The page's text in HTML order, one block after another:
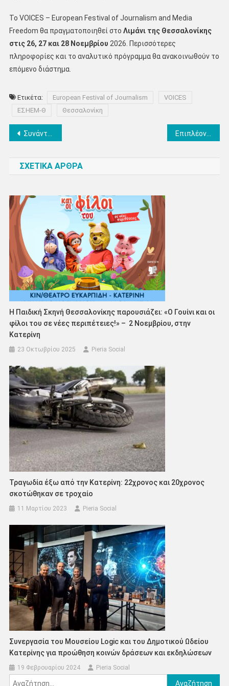
Το VOICES – European Festival of Journalism and Media
Freedom θα πραγματοποιηθεί στο Λιμάνι της Θεσσαλονίκης
στις 26, 27 και 28 Νοεμβρίου 2026. Περισσότερες
πληροφορίες και το αναλυτικό πρόγραμμα θα ανακοινωθούν το
επόμενο διάστημα.
Ετικέτα: European Festival of Journalism
VOICES
ΕΣΗΕΜ-Θ
Θεσσαλονίκη
Πλοήγηση
Συνάντηση της Κοινοβουλευτικής Ομάδας Φιλίας Ελλάδας-Ολλανδίας με την Πρέσβη της Ολλανδίας στην Αθήνα Επιπλέον περιοχές νυχτερινής αποκομιδής απορριμμάτων στα Αστικά – 8 νέοι ημιβυθιζόμενοι κάδοι
ΣΧΕΤΙΚΑ ΑΡΘΡΑ
Η Παιδική Σκηνή Θεσσαλονίκης παρουσιάζει: «Ο Γουίνι και οι
φίλοι του σε νέες περιπέτειες!» – 2 Νοεμβρίου, στην
Κατερίνη
23 Οκτωβρίου 2025 Pieria Social
Τραγωδία έξω από την Κατερίνη: 22χρονος και 20χρονος
σκοτώθηκαν σε τροχαίο
11 Μαρτίου 2023 Pieria Social
Συνεργασία του Μουσείου Logic και του Δημοτικού Ωδείου
Κατερίνης για προώθηση κοινών δράσεων και εκδηλώσεων
19 Φεβρουαρίου 2024 Pieria Social
Αναζήτηση